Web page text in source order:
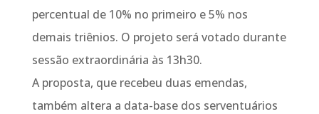
percentual de 10% no primeiro e 5% nos
demais triênios. O projeto será votado durante
sessão extraordinária às 13h30.
A proposta, que recebeu duas emendas,
também altera a data-base dos serventuários